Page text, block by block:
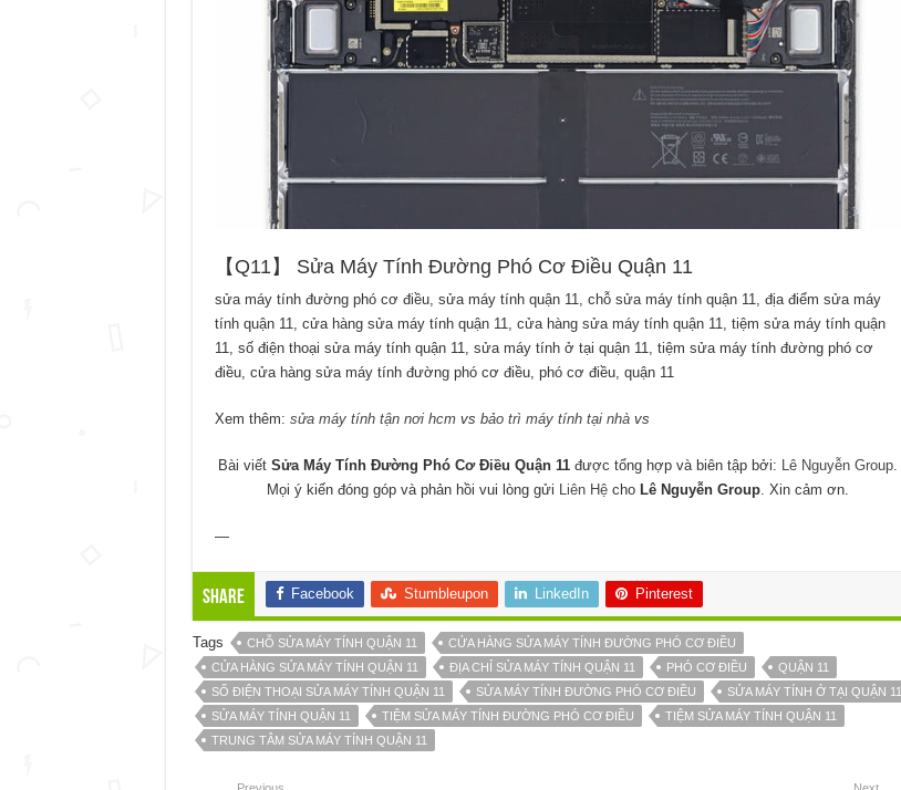
【Q11】 Sửa Máy Tính Đường Phó Cơ Điều Quận 11
sửa máy tính đường phó cơ điều, sửa máy tính quận 11, chỗ sửa máy tính quận 11, địa điểm sửa máy
tính quận 11, cửa hàng sửa máy tính quận 11, cửa hàng sửa máy tính quận 11, tiệm sửa máy tính quận
11, số điện thoại sửa máy tính quận 11, sửa máy tính ở tại quận 11, tiệm sửa máy tính đường phó cơ
điều, cửa hàng sửa máy tính đường phó cơ điều, phó cơ điều, quận 11
Xem thêm: sửa máy tính tận nơi hcmvs bảo trì máy tính tại nhàvs
Bài viết Sửa Máy Tính Đường Phó Cơ Điều Quận 11được tổng hợp và biên tập bởi: Lê Nguyễn Group.
Mọi ý kiến đóng góp và phản hồi vui lòng gửi Liên Hệcho Lê Nguyễn Group. Xin cảm ơn.
—
Share Facebook Stumbleupon LinkedIn Pinterest
Tags CHỖ SỬA MÁY TÍNH QUẬN 11
CỬA HÀNG SỬA MÁY TÍNH ĐƯỜNG PHÓ CƠ ĐIỀU
CỬA HÀNG SỬA MÁY TÍNH QUẬN 11
ĐỊA CHỈ SỬA MÁY TÍNH QUẬN 11 PHÓ CƠ ĐIỀU
QUẬN 11
SỐ ĐIỆN THOẠI SỬA MÁY TÍNH QUẬN 11
SỬA MÁY TÍNH ĐƯỜNG PHÓ CƠ ĐIỀU
SỬA MÁY TÍNH Ở TẠI QUẬN 11
SỬA MÁY TÍNH QUẬN 11
TIỆM SỬA MÁY TÍNH ĐƯỜNG PHÓ CƠ ĐIỀU
TIỆM SỬA MÁY TÍNH QUẬN 11
TRUNG TÂM SỬA MÁY TÍNH QUẬN 11